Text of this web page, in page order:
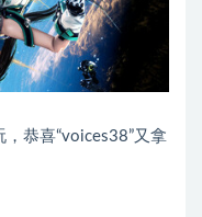
恭喜“voices38”又拿